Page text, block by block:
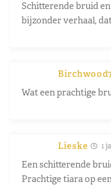
Schitterende bruid
bijzonder verhaal,
Wat een prachtige
Lieske 1
Een schitterende
Prachtige tiara op